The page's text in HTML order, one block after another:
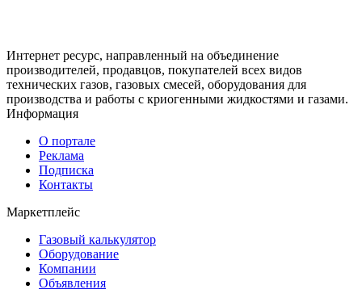
Интернет ресурс, направленный на объединение
производителей, продавцов, покупателей всех видов
технических газов, газовых смесей, оборудования для
производства и работы с криогенными жидкостями и газами.
Информация
О портале
Реклама
Подписка
Контакты
Маркетплейс
Газовый калькулятор
Оборудование
Компании
Объявления